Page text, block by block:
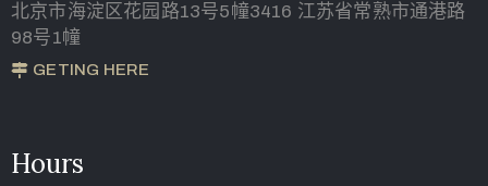
北京市海淀区花园路13号5幢3416 江苏省常熟市通港路
98号1幢
GETING HERE
Hours